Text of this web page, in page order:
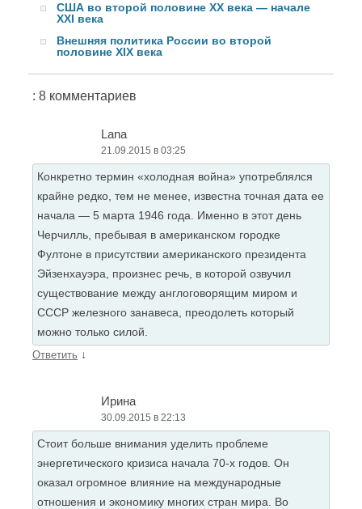
США во второй половине XX века — начале
XXI века
Внешняя политика России во второй
половине XIX века
: 8 комментариев
Lana
21.09.2015 в 03:25
Конкретно термин «холодная война» употреблялся
крайне редко, тем не менее, известна точная дата ее
начала — 5 марта 1946 года. Именно в этот день
Черчилль, пребывая в американском городке
Фултоне в присутствии американского президента
Эйзенхауэра, произнес речь, в которой озвучил
существование между англоговорящим миром и
СССР железного занавеса, преодолеть который
можно только силой.
Ответить ↓
Ирина
30.09.2015 в 22:13
Стоит больше внимания уделить проблеме
энергетического кризиса начала 70-х годов. Он
оказал огромное влияние на международные
отношения и экономику многих стран мира. Во